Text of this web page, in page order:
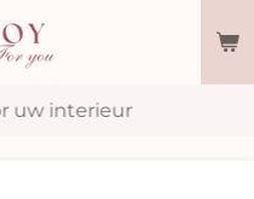
uw interieur